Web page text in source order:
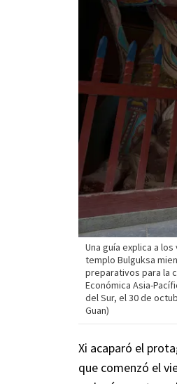
Una guía explica a
templo Bulguksa
preparativos para la
Económica Asia-
del Sur, el 30 de
Guan)
Xi acaparó el
que comenzó el